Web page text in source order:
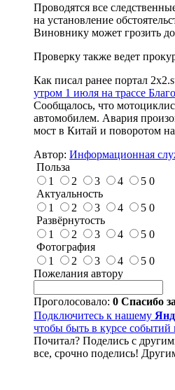
Проводятся все
на установление
Виновнику может грозить
Проверку также ведет
Как писал ранее портал
утром 1 июля на трассе
Сообщалось, что
автомобилем. Авария
мост в Китай и поворотом
Автор: Информационная
Польза
1
2 3 4 5 0
Актуальность
1
2 3 4 5 0
Развёрнутость
1
2 3 4 5 0
Фотография
1
2 3 4 5 0
Пожелания автору
Проголосовало: 0 Спасибо
Подключитесь к нашему
чтобы быть в курсе
Почитал? Поделись с
все, срочно поделись!